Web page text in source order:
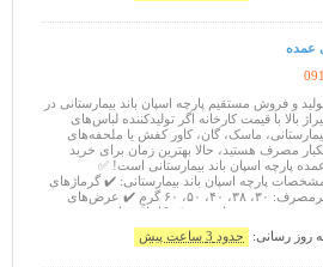
عمده
و فروش مستقیم پارچه اسپان باند بیمارستانی در
بالا با قیمت کارخانه اگر تولیدکننده لباس‌های
ماسک، گان، کاور کفش یا ملحفه‌های
مصرف هستید، حالا بهترین زمان برای خرید
پارچه اسپان باند بیمارستانی است! ✅
پارچه اسپان باند بیمارستانی: ✔️ گرماژهای
پرمصرف: ۳۰، ۳۸، ۴۰، ۵۰، ۶۰ گرم ✔️ عرض‌های
۱۰۰، ۱۲۰ و ۱۶۰ سانتی‌متر ✔️ کاملاً بهداشتی و ضد
حساسیت ✔️ بدون بافت
روز رسانی: حدود 3 ساعت پیش